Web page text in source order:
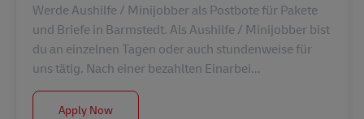
Werde Aushilfe / Minijobber als Postbote für Pakete
und Briefe in Barmstedt. Als Aushilfe / Minijobber bist
du an einzelnen Tagen oder auch stundenweise für
uns tätig. Nach einer bezahlten Einarbei...
Apply NowPostbote für Pakete und Briefe – Aushilfe in